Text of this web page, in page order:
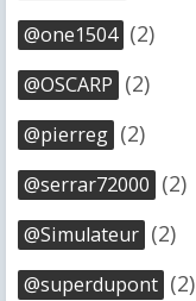
@one1504 (2)
@OSCARP (2)
@pierreg (2)
@serrar72000 (2)
@Simulateur (2)
@superdupont (2)